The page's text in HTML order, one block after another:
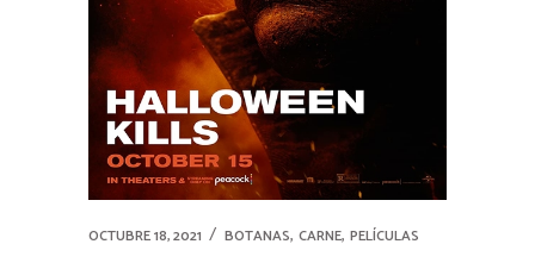
OCTUBRE 18, 2021 BOTANAS, CARNE, PELÍCULAS